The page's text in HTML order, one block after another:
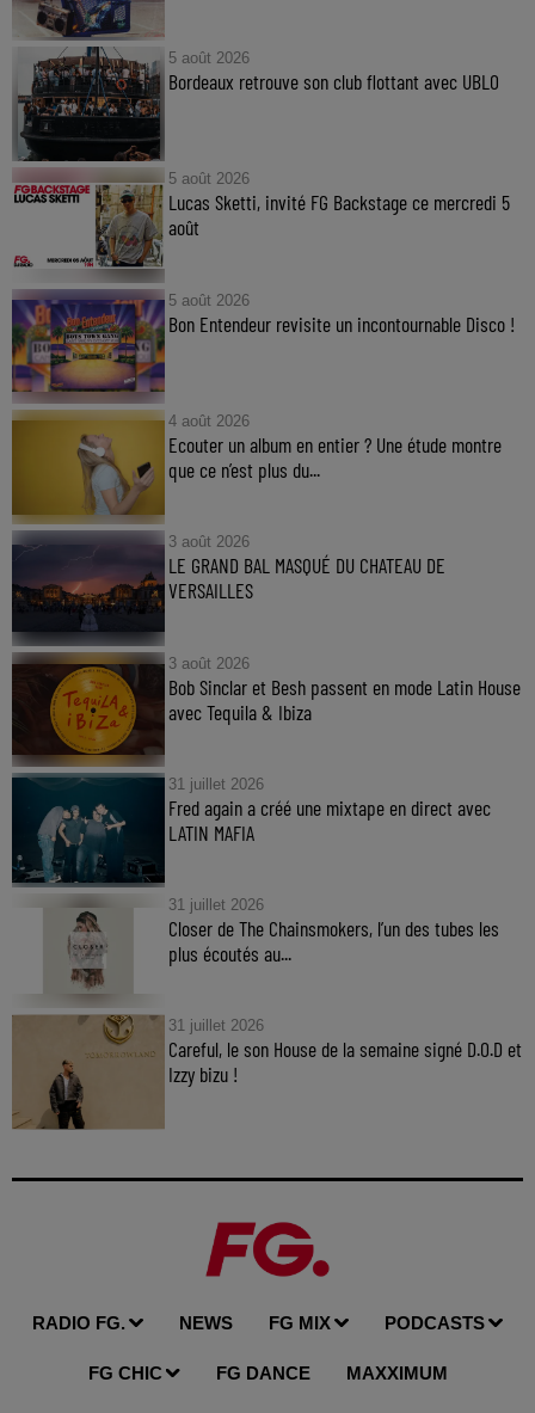
5 août 2026
Bordeaux retrouve son club flottant avec UBLO
5 août 2026
Lucas Sketti, invité FG Backstage ce mercredi 5
août
5 août 2026
Bon Entendeur revisite un incontournable Disco !
4 août 2026
Ecouter un album en entier ? Une étude montre
que ce n’est plus du...
3 août 2026
LE GRAND BAL MASQUÉ DU CHATEAU DE
VERSAILLES
3 août 2026
Bob Sinclar et Besh passent en mode Latin House
avec Tequila & Ibiza
31 juillet 2026
Fred again a créé une mixtape en direct avec
LATIN MAFIA
31 juillet 2026
Closer de The Chainsmokers, l’un des tubes les
plus écoutés au...
31 juillet 2026
Careful, le son House de la semaine signé D.O.D et
Izzy bizu !
RADIO FG. NEWS FG MIX PODCASTS
FG CHIC FG DANCE MAXXIMUM